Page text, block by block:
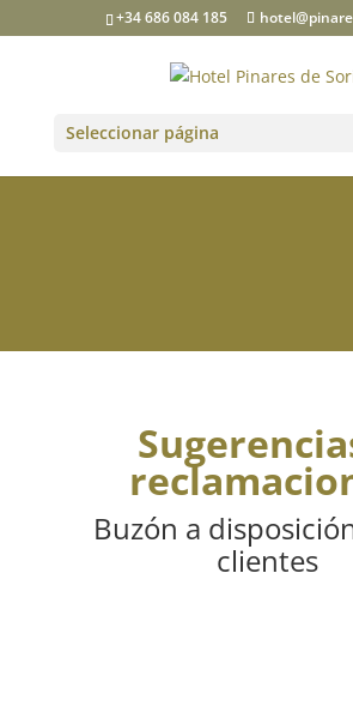
+34 686 084 185
Seleccionar página
Buzón a
clientes